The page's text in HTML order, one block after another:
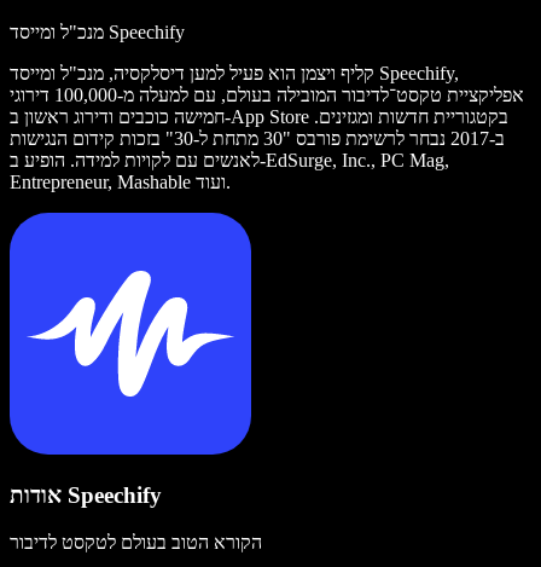
מנכ"ל ומייסד Speechify
קליף ויצמן הוא פעיל למען דיסלקסיה, מנכ"ל ומייסד Speechify,
אפליקציית טקסט־לדיבור המובילה בעולם, עם למעלה מ-100,000 דירוגי
חמישה כוכבים ודירוג ראשון ב-App Store בקטגוריית חדשות ומגזינים.
ב-2017 נבחר לרשימת פורבס "30 מתחת ל-30" בזכות קידום הנגישות
לאנשים עם לקויות למידה. הופיע ב-EdSurge, Inc., PC Mag,
Entrepreneur, Mashable ועוד.
אודות Speechify
הקורא הטוב בעולם לטקסט לדיבור